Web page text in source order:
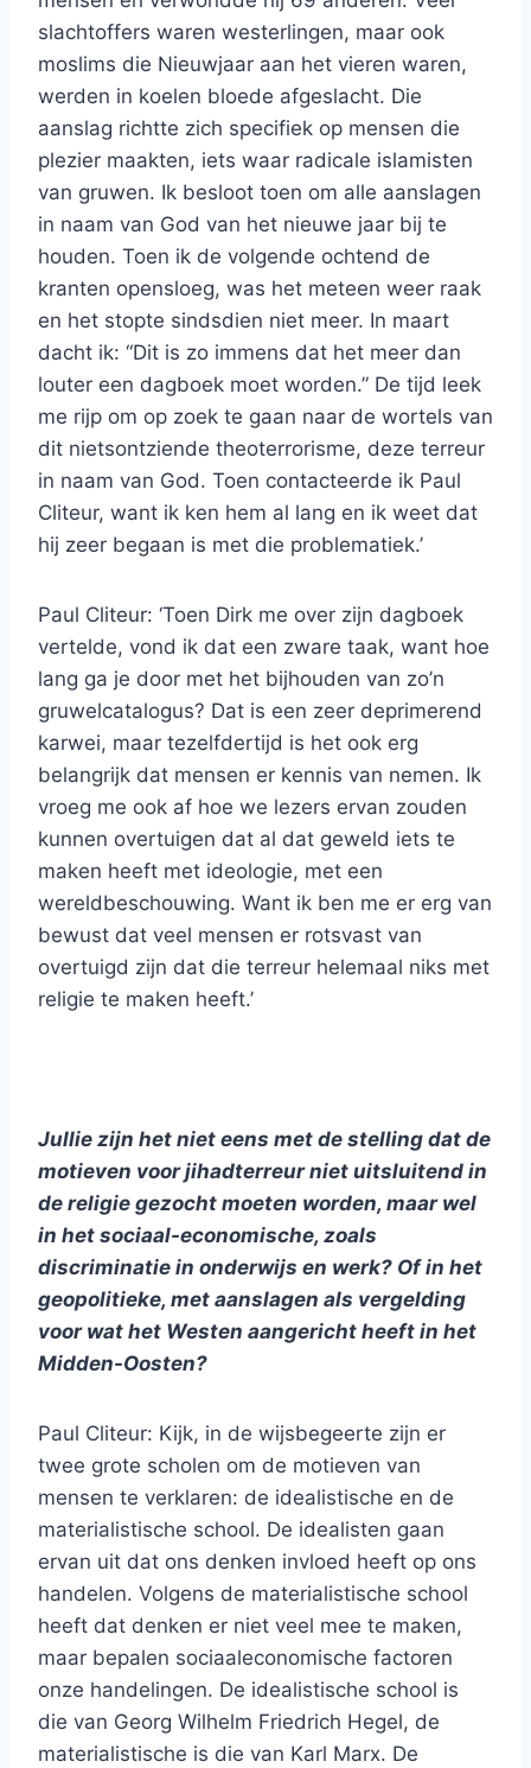
slachtoffers waren westerlingen, maar ook
moslims die Nieuwjaar aan het vieren waren,
werden in koelen bloede afgeslacht. Die
aanslag richtte zich specifiek op mensen die
plezier maakten, iets waar radicale islamisten
van gruwen. Ik besloot toen om alle aanslagen
in naam van God van het nieuwe jaar bij te
houden. Toen ik de volgende ochtend de
kranten opensloeg, was het meteen weer raak
en het stopte sindsdien niet meer. In maart
dacht ik: “Dit is zo immens dat het meer dan
louter een dagboek moet worden.” De tijd leek
me rijp om op zoek te gaan naar de wortels van
dit nietsontziende theoterrorisme, deze terreur
in naam van God. Toen contacteerde ik Paul
Cliteur, want ik ken hem al lang en ik weet dat
hij zeer begaan is met die problematiek.’
Paul Cliteur: ‘Toen Dirk me over zijn dagboek
vertelde, vond ik dat een zware taak, want hoe
lang ga je door met het bijhouden van zo’n
gruwelcatalogus? Dat is een zeer deprimerend
karwei, maar tezelfdertijd is het ook erg
belangrijk dat mensen er kennis van nemen. Ik
vroeg me ook af hoe we lezers ervan zouden
kunnen overtuigen dat al dat geweld iets te
maken heeft met ideologie, met een
wereldbeschouwing. Want ik ben me er erg van
bewust dat veel mensen er rotsvast van
overtuigd zijn dat die terreur helemaal niks met
religie te maken heeft.’
Jullie zijn het niet eens met de stelling dat de
motieven voor jihadterreur niet uitsluitend in
de religie gezocht moeten worden, maar wel
in het sociaal-economische, zoals
discriminatie in onderwijs en werk? Of in het
geopolitieke, met aanslagen als vergelding
voor wat het Westen aangericht heeft in het
Midden-Oosten?
Paul Cliteur: Kijk, in de wijsbegeerte zijn er
twee grote scholen om de motieven van
mensen te verklaren: de idealistische en de
materialistische school. De idealisten gaan
ervan uit dat ons denken invloed heeft op ons
handelen. Volgens de materialistische school
heeft dat denken er niet veel mee te maken,
maar bepalen sociaaleconomische factoren
onze handelingen. De idealistische school is
die van Georg Wilhelm Friedrich Hegel, de
materialistische is die van Karl Marx. De